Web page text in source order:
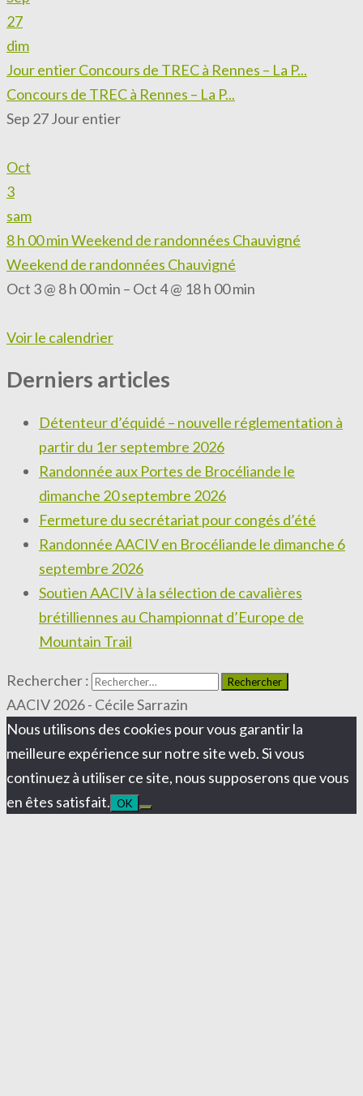
27
dim
Jour entierConcours de TREC à Rennes – La P...
Concours de TREC à Rennes – La P...
Sep 27Jour entier
Oct
3
sam
8 h 00 minWeekend de randonnées Chauvigné
Weekend de randonnées Chauvigné
Oct 3 @ 8 h 00 min – Oct 4 @ 18 h 00 min
Voir le calendrier
Derniers articles
Détenteur d’équidé – nouvelle réglementation à
partir du 1er septembre 2026
Randonnée aux Portes de Brocéliande le
dimanche 20 septembre 2026
Fermeture du secrétariat pour congés d’été
Randonnée AACIV en Brocéliande le dimanche 6
septembre 2026
Soutien AACIV à la sélection de cavalières
brétilliennes au Championnat d’Europe de
Mountain Trail
Rechercher :
AACIV 2026 - Cécile Sarrazin
Nous utilisons des cookies pour vous garantir la
meilleure expérience sur notre site web. Si vous
continuez à utiliser ce site, nous supposerons que vous
en êtes satisfait. OK